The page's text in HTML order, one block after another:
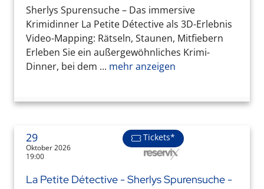
Sherlys Spurensuche – Das immersive
Krimidinner La Petite Détective als 3D-Erlebnis
Video-Mapping: Rätseln, Staunen, Mitfiebern
Erleben Sie ein außergewöhnliches Krimi-
Dinner, bei dem ... mehr anzeigen
29
Oktober 2026
19:00
Tickets*
La Petite Détective - Sherlys Spurensuche -